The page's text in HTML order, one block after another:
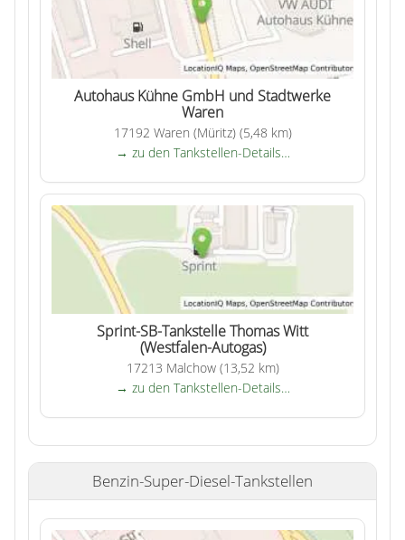
Autohaus Kühne GmbH und Stadtwerke
Waren
17192 Waren (Müritz) (5,48 km)
→ zu den Tankstellen-Details…
Sprint-SB-Tankstelle Thomas Witt
(Westfalen-Autogas)
17213 Malchow (13,52 km)
→ zu den Tankstellen-Details…
Benzin-Super-Diesel-Tankstellen